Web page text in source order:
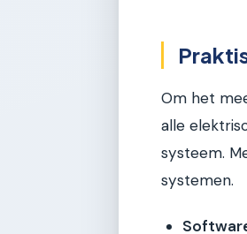
Om het
alle
systeem.
systemen.